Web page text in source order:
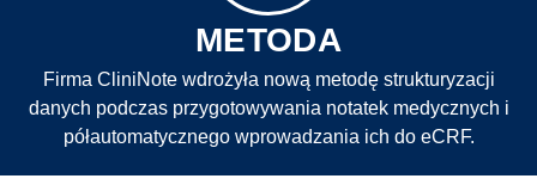
METODA
Firma CliniNote wdrożyła nową metodę strukturyzacji
danych podczas przygotowywania notatek medycznych i
półautomatycznego wprowadzania ich do eCRF.